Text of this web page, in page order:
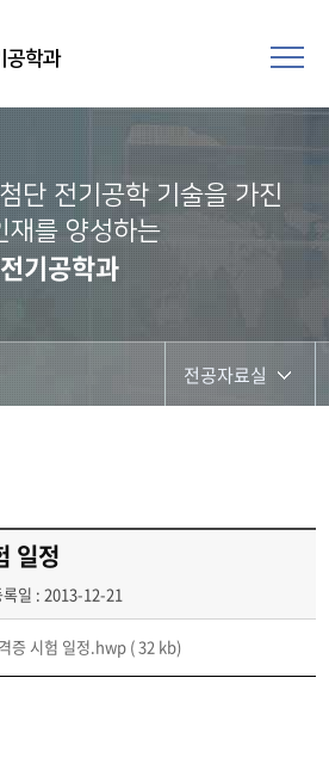
공학과
단 전기공학 기술을 가진
재를 양성하는
전기공학과
전공자료실
전공자료실
일정
록일 : 2013-12-21
증 시험 일정.hwp ( 32 kb)